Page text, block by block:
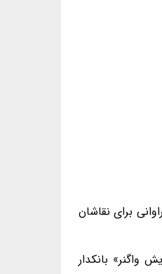
برای نقاشان
نشد. در سال ۱۸۶۱ پس از آن‌که «یوهان هاینریش واگنر» بانکدار